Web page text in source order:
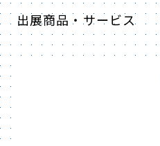
出展商品・サービス